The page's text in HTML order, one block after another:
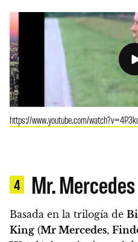
https://www.youtube.com/
4 Mr.
Basada en la trilogía de
King (Mr Mercedes,